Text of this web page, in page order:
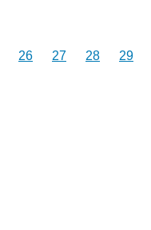
26 27 28 29